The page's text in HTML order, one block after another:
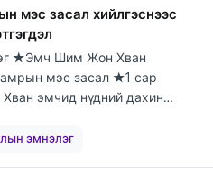
мэс засал хийлгэснээс
★Эмч Шим Жон Хван
мэс засал ★1 сар
эмчид нүдний дахин
эмнэлэг